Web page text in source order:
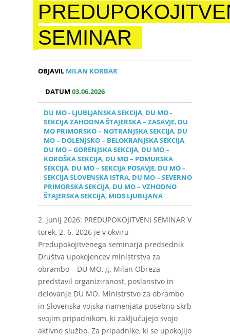
SEMINAR
OBJAVIL MILAN KORBAR
DATUM03.06.2026
DU MO - LJUBLJANSKA SEKCIJA, DU MO -
SEKCIJA ZAHODNA ŠTAJERSKA – ZASAVJE, DU
MO PRIMORSKO – NOTRANJSKA SEKCIJA, DU
MO – DOLENJSKO – BELOKRANJSKA SEKCIJA,
DU MO – GORENJSKA SEKCIJA, DU MO –
KOROŠKA SEKCIJA, DU MO – POMURSKA
SEKCIJA, DU MO – SEKCIJA POSAVJE, DU MO –
SEKCIJA SLOVENSKA ISTRA, DU MO – SEVERNO
PRIMORSKA SEKCIJA, DU MO – VZHODNO
ŠTAJERSKA SEKCIJA, MIDS LJUBLJANA
2. junij 2026: PREDUPOKOJITVENI SEMINAR V
torek, 2. 6. 2026 je v okviru
Predupokojitvenega seminarja predsednik
Društva upokojencev ministrstva za
obrambo – DU MO, g. Milan Obreza
predstavil organiziranost, poslanstvo in
delovanje DU MO. Ministrstvo za obrambo
in Slovenska vojska namenjata posebno skrb
svojim pripadnikom, ki zaključujejo svojo
aktivno službo. Za pripadnike, ki se upokojijo